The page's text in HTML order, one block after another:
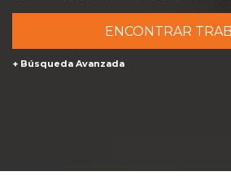
+ Búsqueda Avanzada